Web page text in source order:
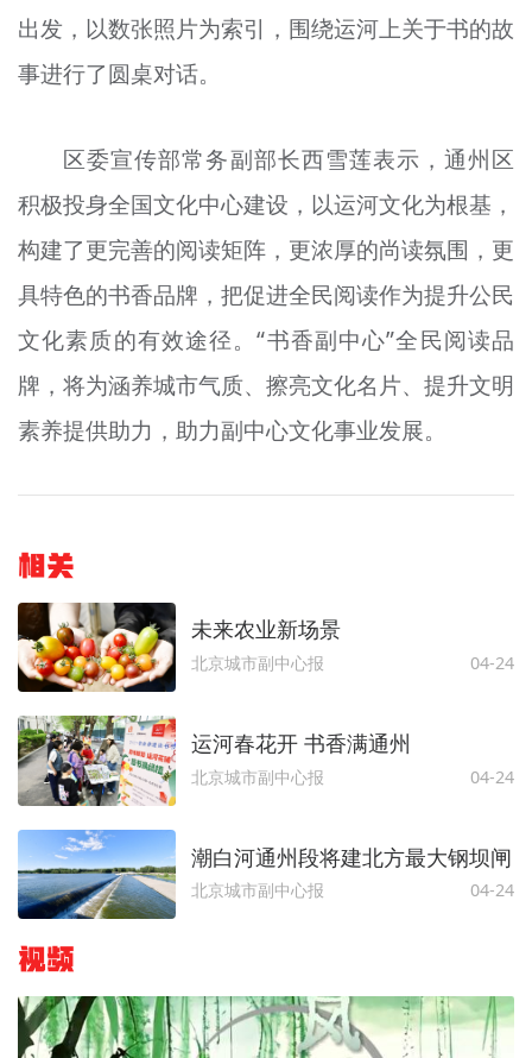
出发，以数张照片为索引，围绕运河上关于书的故
事进行了圆桌对话。
区委宣传部常务副部长西雪莲表示，通州区
积极投身全国文化中心建设，以运河文化为根基，
构建了更完善的阅读矩阵，更浓厚的尚读氛围，更
具特色的书香品牌，把促进全民阅读作为提升公民
文化素质的有效途径。“书香副中心”全民阅读品
牌，将为涵养城市气质、擦亮文化名片、提升文明
素养提供助力，助力副中心文化事业发展。
相关
未来农业新场景
北京城市副中心报 04-24
运河春花开 书香满通州
北京城市副中心报 04-24
潮白河通州段将建北方最大钢坝闸
北京城市副中心报 04-24
视频